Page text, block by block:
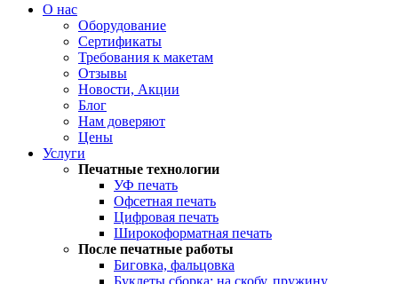
О нас
Оборудование
Сертификаты
Требования к макетам
Отзывы
Новости, Акции
Блог
Нам доверяют
Цены
Услуги
Печатные технологии
УФ печать
Офсетная печать
Цифровая печать
Широкоформатная печать
После печатные работы
Биговка, фальцовка
Буклеты сборка: на скобу, пружину